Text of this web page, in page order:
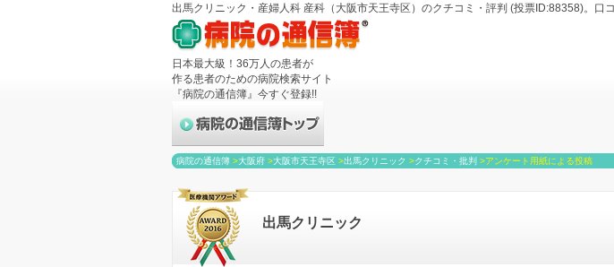
出馬クリニック・産婦人科 産科（大阪市天王寺区）のクチコミ・評判 (投票ID:88358)。口
日本最大級！36万人の患者が
作る患者のための病院検索サイト
『病院の通信簿』今すぐ登録!!
病院の通信簿 >大阪府 >大阪市天王寺区 >出馬クリニック >クチコミ・批判 >アンケート用紙による投稿
出馬クリニック